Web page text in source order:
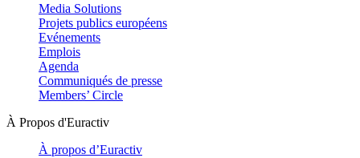
Media Solutions
Projets publics européens
Evénements
Emplois
Agenda
Communiqués de presse
Members’ Circle
À Propos d'Euractiv
À propos d’Euractiv